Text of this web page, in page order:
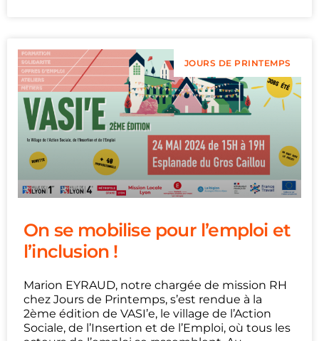
JOURS DE PRINTEMPS
On se mobilise pour l’emploi et
l’inclusion !
Marion EYRAUD, notre chargée de mission RH
chez Jours de Printemps, s’est rendue à la
2ème édition de VASI’e, le village de l’Action
Sociale, de l’Insertion et de l’Emploi, où tous les